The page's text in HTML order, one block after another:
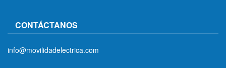
CONTÁCTANOS
info@movilidadelectrica.com